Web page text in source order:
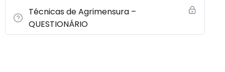
Técnicas de Agrimensura –
QUESTIONÁRIO